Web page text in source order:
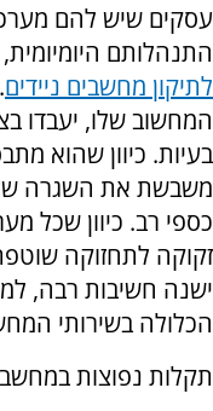
עסקים שיש להם
התנהלותם
לתיקון מחשבים ניידים
המחשוב שלו, יעבדו
בעיות. כיוון שהוא
משבשת את השגרה
כספי רב. כיוון שכל
זקוקה לתחזוקה
ישנה חשיבות רבה,
הכלולה בשירותי
תקלות נפוצות